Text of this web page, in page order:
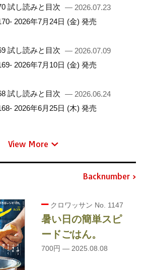
試し読みと目次 — 2026.07.23
2026年7月24日 (金) 発売
試し読みと目次 — 2026.07.09
2026年7月10日 (金) 発売
試し読みと目次 — 2026.06.24
2026年6月25日 (木) 発売
View More
Backnumber
クロワッサン No. 1147
暑い日の簡単スピ
ードごはん。
700円 — 2025.08.08